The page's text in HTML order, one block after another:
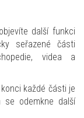
další funkci
seřazené části
videa a
každé části je
se odemkne další